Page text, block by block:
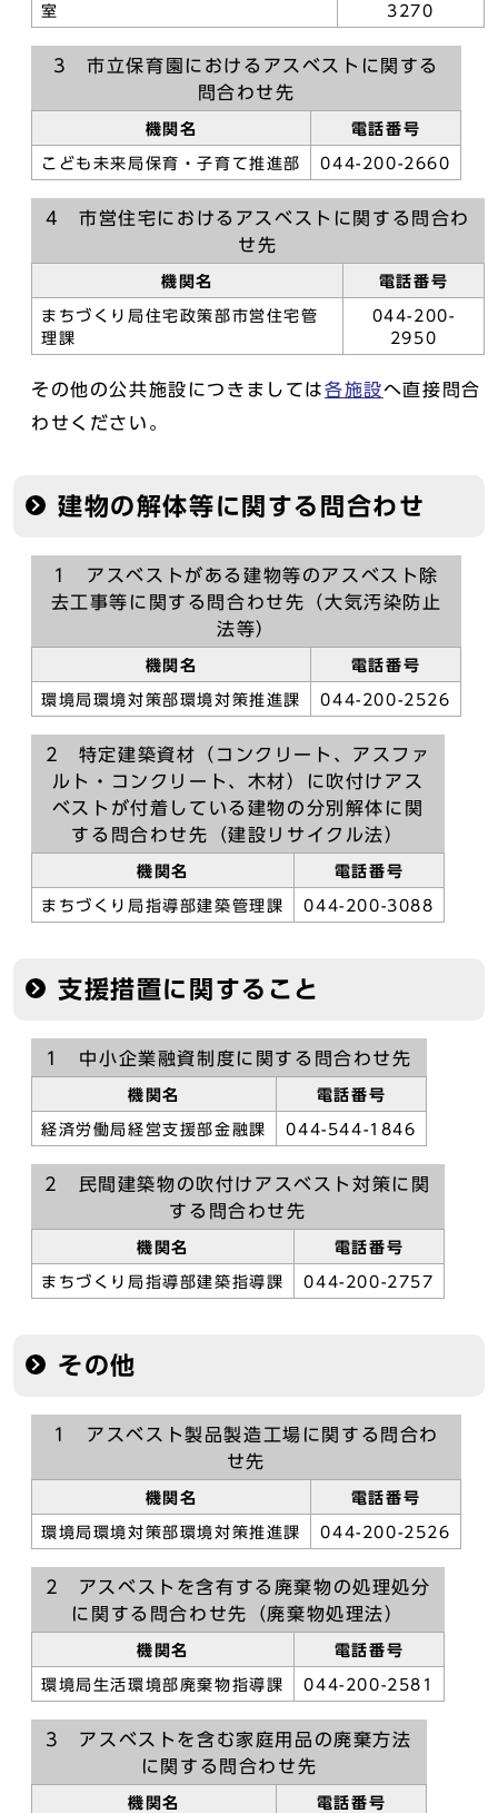
室
3270
3 市立保育園におけるアスベストに関する
問合わせ先
機関名 電話番号
こども未来局保育・子育て推進部 044-200-2660
4 市営住宅におけるアスベストに関する問合わ
せ先
機関名 電話番号
まちづくり局住宅政策部市営住宅管
理課
044-200-
2950
その他の公共施設につきましては各施設へ直接問合
わせください。
建物の解体等に関する問合わせ
1 アスベストがある建物等のアスベスト除
去工事等に関する問合わせ先（大気汚染防止
法等）
機関名 電話番号
環境局環境対策部環境対策推進課 044-200-2526
2 特定建築資材（コンクリート、アスファ
ルト・コンクリート、木材）に吹付けアス
ベストが付着している建物の分別解体に関
する問合わせ先（建設リサイクル法）
機関名 電話番号
まちづくり局指導部建築管理課 044-200-3088
支援措置に関すること
1 中小企業融資制度に関する問合わせ先
機関名 電話番号
経済労働局経営支援部金融課 044-544-1846
2 民間建築物の吹付けアスベスト対策に関
する問合わせ先
機関名 電話番号
まちづくり局指導部建築指導課 044-200-2757
その他
1 アスベスト製品製造工場に関する問合わ
せ先
機関名 電話番号
環境局環境対策部環境対策推進課 044-200-2526
2 アスベストを含有する廃棄物の処理処分
に関する問合わせ先（廃棄物処理法）
機関名 電話番号
環境局生活環境部廃棄物指導課 044-200-2581
3 アスベストを含む家庭用品の廃棄方法
に関する問合わせ先
機関名 電話番号